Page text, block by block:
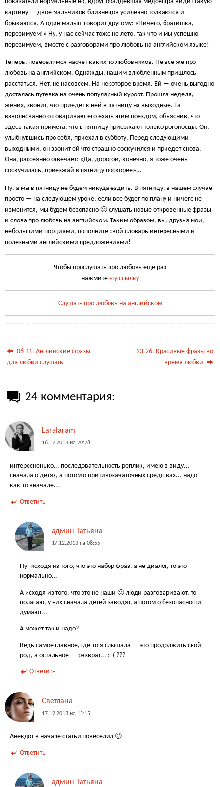
показатели нормальные но, вдруг обалдевшая медсестра видит такую
картину — двое мальчиков-близнецов усиленно толкаются и
брыкаются. А один малыш говорит другому: «Ничего, братишка,
перезимуем!» Ну, у нас сейчас тоже не лето, так что и мы успешно
перезимуем, вместе с разговорами про любовь на английском языке!
Теперь, повеселимся насчет каких-то любовников. Не все же про
любовь на английском. Однажды, нашим влюбленным пришлось
расстаться. Нет, не насовсем. На некоторое время. Ей — очень выгодно
досталась путевка на очень популярный курорт. Прошла неделя,
жених, звонит, что приедет к ней в пятницу на выходные. Та
взволнованно отговаривает его ехать этим поездом, объяснив, что
здесь такая примета, что в пятницу приезжают только рогоносцы. Он,
улыбнувшись про себя, приехал в субботу. Перед следующими
выходными, он звонит ей что страшно соскучился и приедет снова.
Она, рассеянно отвечает: «Да, дорогой, конечно, я тоже очень
соскучилась, приезжай в пятницу поскорее»...
Ну, а мы в пятницу не будем никуда ездить. В пятницу, в нашем случае
просто — на следующем уроке, если все будет по плану и ничего не
изменится, мы будем безопасно 🙂 слушать новые откровенные фразы
и слова про любовь на английском. Таким образом, вы, друзья мои,
небольшими порциями, пополните свой словарь интересными и
полезными английскими предложениями!
Чтобы прослушать про любовь еще раз
нажмите эту ссылку
Слушать про любовь на английском
06-11. Английские фразы
для любви слушать
23-26. Красивые фразы во
время любви
24 комментария:
Laralaram
16.12.2013 на 20:28
интересненько... последовательность реплик, имею в виду...
сначала о детях, а потом о притивозачаточных средствах... надо
как-то вначале...
Ответить
админ Татьяна
17.12.2013 на 08:55
Ну, исходя из того, что это набор фраз, а не диалог, то это
нормально...
А исходя из того, что это не наши 🙂 люди разговаривают, то
полагаю, у них сначала детей заводят, а потом о безопасности
думают...
А может так и надо?
Ведь самое главное, где-то я слышала — это продолжить свой
род, а остальное — разврат... :- ( ???
Ответить
Светлана
17.12.2013 на 15:15
Анекдот в начале статьи повеселил 🙂
Ответить
админ Татьяна